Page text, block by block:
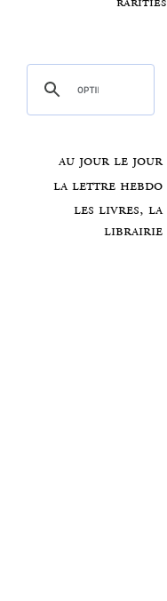
au jour le jour
la lettre hebdo
les livres, la
librairie